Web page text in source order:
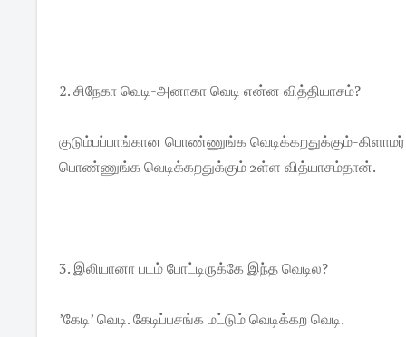
2. சிநேகா வெடி-அனாகா வெடி என்ன வித்தியாசம்?
குடும்பப்பாங்கான பொண்ணுங்க வெடிக்கறதுக்கும்-கிளாமர்
பொண்ணுங்க வெடிக்கறதுக்கும் உள்ள வித்யாசம்தான்.
3. இலியானா படம் போட்டிருக்கே இந்த வெடில?
’கேடி’ வெடி. கேடிப்பசங்க மட்டும் வெடிக்கற வெடி.